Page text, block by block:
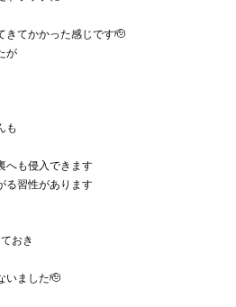
きてかかった感じです🫡
が
も
へも侵入できます
る習性があります
おき
いました🫡